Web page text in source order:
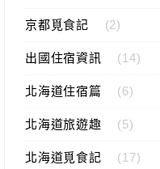
京都覓食記 (2)
出國住宿資訊 (14)
北海道住宿篇 (6)
北海道旅遊趣 (5)
北海道覓食記 (17)